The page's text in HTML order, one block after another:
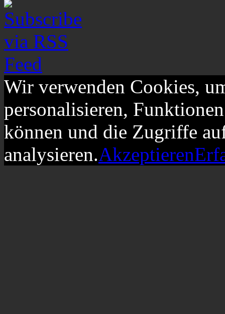
Wir verwenden Cookies,
personalisieren,
können und die Zugriffe
analysieren.Akzeptieren